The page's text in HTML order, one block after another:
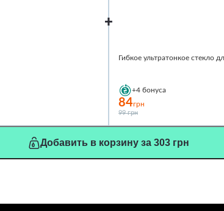
Гибкое ультратонкое стекло
+4 бонуса
84грн
99 грн
Добавить в корзину за 303 грн